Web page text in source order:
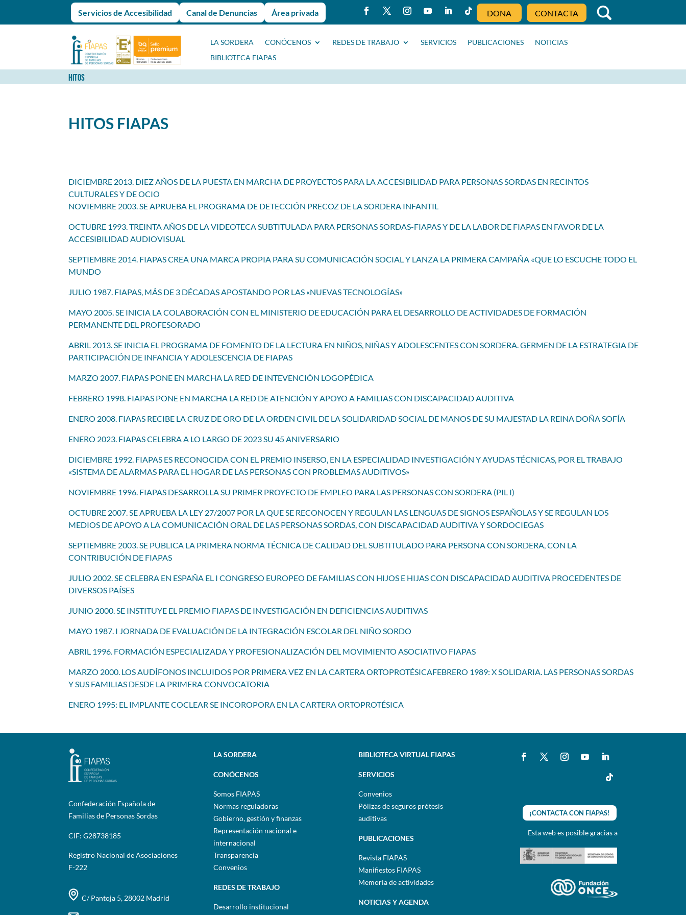
Servicios de Accesibilidad Canal de Denuncias Área privada DONA CONTACTA
LA SORDERA CONÓCENOS REDES DE TRABAJO SERVICIOS PUBLICACIONES
NOTICIAS
BIBLIOTECA FIAPAS
HITOS
HITOS FIAPAS
DICIEMBRE 2013. DIEZ AÑOS DE LA PUESTA EN MARCHA DE PROYECTOS PARA LA ACCESIBILIDAD PARA PERSONAS SORDAS EN RECINTOS
CULTURALES Y DE OCIO
NOVIEMBRE 2003. SE APRUEBA EL PROGRAMA DE DETECCIÓN PRECOZ DE LA SORDERA INFANTIL
OCTUBRE 1993. TREINTA AÑOS DE LA VIDEOTECA SUBTITULADA PARA PERSONAS SORDAS-FIAPAS Y DE LA LABOR DE FIAPAS EN FAVOR DE LA
ACCESIBILIDAD AUDIOVISUAL
SEPTIEMBRE 2014. FIAPAS CREA UNA MARCA PROPIA PARA SU COMUNICACIÓN SOCIAL Y LANZA LA PRIMERA CAMPAÑA «QUE LO ESCUCHE TODO EL
MUNDO
JULIO 1987. FIAPAS, MÁS DE 3 DÉCADAS APOSTANDO POR LAS «NUEVAS TECNOLOGÍAS»
MAYO 2005. SE INICIA LA COLABORACIÓN CON EL MINISTERIO DE EDUCACIÓN PARA EL DESARROLLO DE ACTIVIDADES DE FORMACIÓN
PERMANENTE DEL PROFESORADO
ABRIL 2013. SE INICIA EL PROGRAMA DE FOMENTO DE LA LECTURA EN NIÑOS, NIÑAS Y ADOLESCENTES CON SORDERA. GERMEN DE LA ESTRATEGIA DE
PARTICIPACIÓN DE INFANCIA Y ADOLESCENCIA DE FIAPAS
MARZO 2007. FIAPAS PONE EN MARCHA LA RED DE INTEVENCIÓN LOGOPÉDICA
FEBRERO 1998. FIAPAS PONE EN MARCHA LA RED DE ATENCIÓN Y APOYO A FAMILIAS CON DISCAPACIDAD AUDITIVA
ENERO 2008. FIAPAS RECIBE LA CRUZ DE ORO DE LA ORDEN CIVIL DE LA SOLIDARIDAD SOCIAL DE MANOS DE SU MAJESTAD LA REINA DOÑA SOFÍA
ENERO 2023. FIAPAS CELEBRA A LO LARGO DE 2023 SU 45 ANIVERSARIO
DICIEMBRE 1992. FIAPAS ES RECONOCIDA CON EL PREMIO INSERSO, EN LA ESPECIALIDAD INVESTIGACIÓN Y AYUDAS TÉCNICAS, POR EL TRABAJO
«SISTEMA DE ALARMAS PARA EL HOGAR DE LAS PERSONAS CON PROBLEMAS AUDITIVOS»
NOVIEMBRE 1996. FIAPAS DESARROLLA SU PRIMER PROYECTO DE EMPLEO PARA LAS PERSONAS CON SORDERA (PIL I)
OCTUBRE 2007. SE APRUEBA LA LEY 27/2007 POR LA QUE SE RECONOCEN Y REGULAN LAS LENGUAS DE SIGNOS ESPAÑOLAS Y SE REGULAN LOS
MEDIOS DE APOYO A LA COMUNICACIÓN ORAL DE LAS PERSONAS SORDAS, CON DISCAPACIDAD AUDITIVA Y SORDOCIEGAS
SEPTIEMBRE 2003. SE PUBLICA LA PRIMERA NORMA TÉCNICA DE CALIDAD DEL SUBTITULADO PARA PERSONA CON SORDERA, CON LA
CONTRIBUCIÓN DE FIAPAS
JULIO 2002. SE CELEBRA EN ESPAÑA EL I CONGRESO EUROPEO DE FAMILIAS CON HIJOS E HIJAS CON DISCAPACIDAD AUDITIVA PROCEDENTES DE
DIVERSOS PAÍSES
JUNIO 2000. SE INSTITUYE EL PREMIO FIAPAS DE INVESTIGACIÓN EN DEFICIENCIAS AUDITIVAS
MAYO 1987. I JORNADA DE EVALUACIÓN DE LA INTEGRACIÓN ESCOLAR DEL NIÑO SORDO
ABRIL 1996. FORMACIÓN ESPECIALIZADA Y PROFESIONALIZACIÓN DEL MOVIMIENTO ASOCIATIVO FIAPAS
MARZO 2000. LOS AUDÍFONOS INCLUIDOS POR PRIMERA VEZ EN LA CARTERA ORTOPROTÉSICAFEBRERO 1989: X SOLIDARIA. LAS PERSONAS SORDAS
Y SUS FAMILIAS DESDE LA PRIMERA CONVOCATORIA
ENERO 1995: EL IMPLANTE COCLEAR SE INCOROPORA EN LA CARTERA ORTOPROTÉSICA
Confederación Española de
Familias de Personas Sordas
CIF: G28738185
Registro Nacional de Asociaciones
F-222
C/ Pantoja 5, 28002 Madrid
LA SORDERA
CONÓCENOS
Somos FIAPAS
Normas reguladoras
Gobierno, gestión y finanzas
Representación nacional e
internacional
Transparencia
Convenios
REDES DE TRABAJO
Desarrollo institucional
BIBLIOTECA VIRTUAL FIAPAS
SERVICIOS
Convenios
Pólizas de seguros prótesis
auditivas
PUBLICACIONES
Revista FIAPAS
Manifiestos FIAPAS
Memoria de actividades
NOTICIAS Y AGENDA
¡CONTACTA CON FIAPAS!
Esta web es posible gracias a